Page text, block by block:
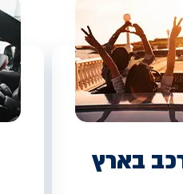
בארץ